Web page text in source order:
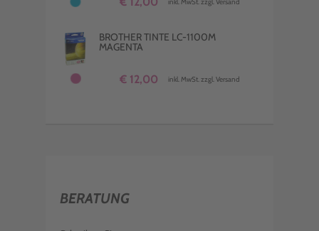
inkl. MwSt. zzgl. Versand
BROTHER TINTE LC-1100M
MAGENTA
€ 12,00 inkl. MwSt. zzgl. Versand
BERATUNG